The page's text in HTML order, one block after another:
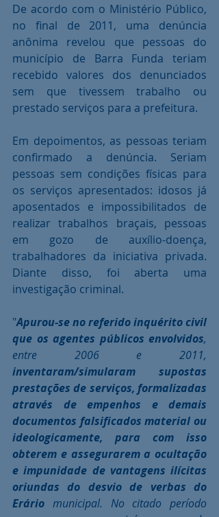
De acordo com o Ministério Público,
no final de 2011, uma denúncia
anônima revelou que pessoas do
município de Barra Funda teriam
recebido valores dos denunciados
sem que tivessem trabalho ou
prestado serviços para a prefeitura.
Em depoimentos, as pessoas teriam
confirmado a denúncia. Seriam
pessoas sem condições físicas para
os serviços apresentados: idosos já
aposentados e impossibilitados de
realizar trabalhos braçais, pessoas
em gozo de auxílio-doença,
trabalhadores da iniciativa privada.
Diante disso, foi aberta uma
investigação criminal.
"Apurou-se no referido inquérito civil
que os agentes públicos envolvidos,
inventaram/simularam supostas
prestações de serviços, formalizadas
através de empenhos e demais
documentos falsificados material ou
ideologicamente, para com isso
obterem e assegurarem a ocultação
e impunidade de vantagens ilícitas
oriundas do desvio de verbas do
Erário municipal. No citado período